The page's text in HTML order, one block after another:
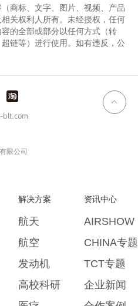
商标、文字、图片、视频、产品
关权利人所有。未经授权，任何
的全部或部分以任何方式（转
链等）进行使用。如有违反，公
blt.com
限公司
解决方案
航天
航空
发动机
高校科研
资讯中心
AIRSHOW
CHINA专题
TCT专题
企业新闻